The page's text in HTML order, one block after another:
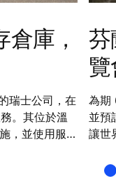
庫，
瑞士公司，在
。其位於溫
，並使用服務
為期
並預
讓世
樂